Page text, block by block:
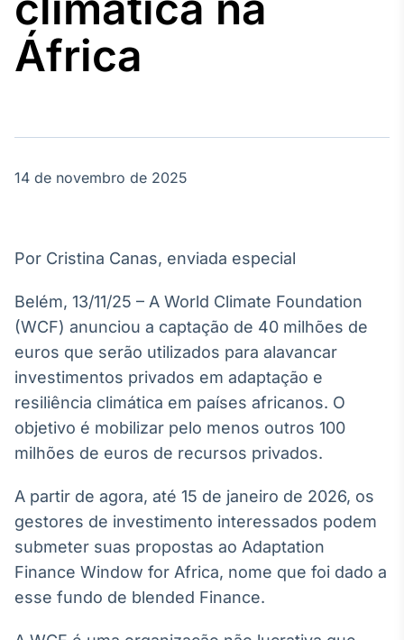
Agro
Broadcast
Broadcast
Energia
energia elétrica
no Brasil
Broadcast
White Label
Plataforma para
conteúdos
Soluções de Dados
e Conteúdos
Broadcast
OTC
Plataforma para
África
14 de novembro de 2025
Por Cristina Canas, enviada especial
Belém, 13/11/25 – A World Climate Foundation
(WCF) anunciou a captação de 40 milhões de
euros que serão utilizados para alavancar
investimentos privados em adaptação e
resiliência climática em países africanos. O
objetivo é mobilizar pelo menos outros 100
milhões de euros de recursos privados.
A partir de agora, até 15 de janeiro de 2026, os
gestores de investimento interessados podem
submeter suas propostas ao Adaptation
Finance Window for Africa, nome que foi dado a
esse fundo de blended Finance.